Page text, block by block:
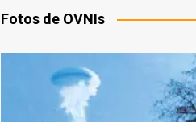
Fotos de OVNIs